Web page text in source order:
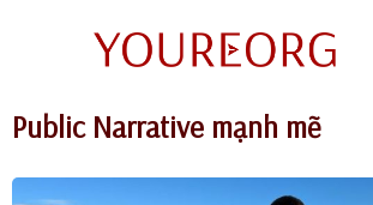
nội
Public Narrative mạnh mẽ